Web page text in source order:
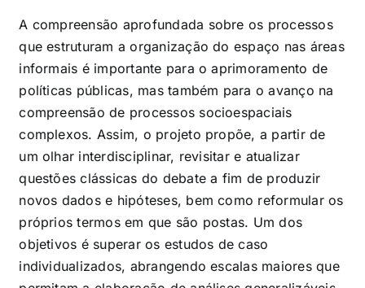
A compreensão aprofundada sobre os processos
que estruturam a organização do espaço nas áreas
informais é importante para o aprimoramento de
políticas públicas, mas também para o avanço na
compreensão de processos socioespaciais
complexos. Assim, o projeto propõe, a partir de
um olhar interdisciplinar, revisitar e atualizar
questões clássicas do debate a fim de produzir
novos dados e hipóteses, bem como reformular os
próprios termos em que são postas. Um dos
objetivos é superar os estudos de caso
individualizados, abrangendo escalas maiores que